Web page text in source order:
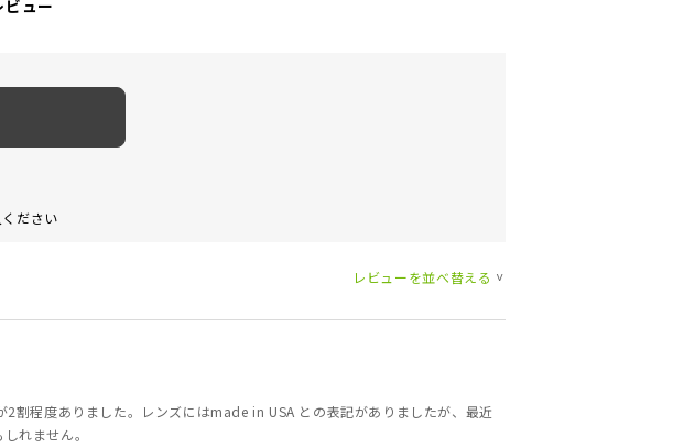
ビュー
ださい
レビューを並べ替える >
割程度ありました。レンズにはmade in USA との表記がありましたが、最近
れません。